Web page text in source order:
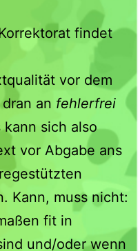
findet
vor dem
an fehlerfrei
sich also
vor Abgabe ans
Kann, muss nicht:
fit in
und/oder wenn